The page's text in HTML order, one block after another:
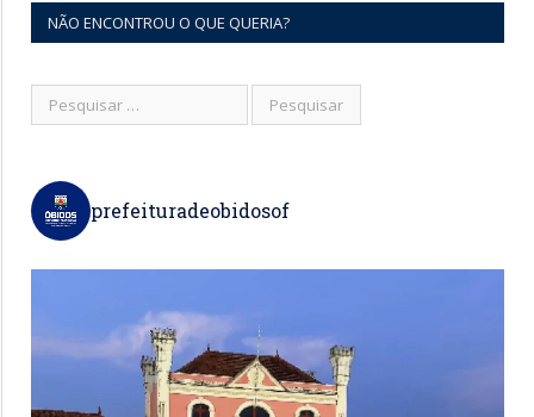
NÃO ENCONTROU O QUE QUERIA?
prefeituradeobidosof